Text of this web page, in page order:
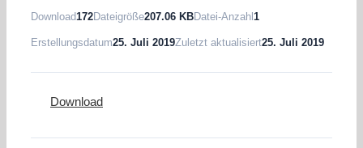
Download172Dateigröße207.06 KBDatei-Anzahl 1
Erstellungsdatum25. Juli 2019Zuletzt aktualisiert25. Juli 2019
Download